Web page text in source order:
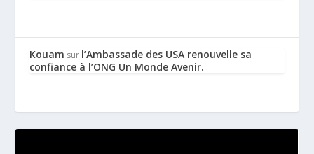
Kouam sur l’Ambassade des USA renouvelle sa
confiance à l’ONG Un Monde Avenir.